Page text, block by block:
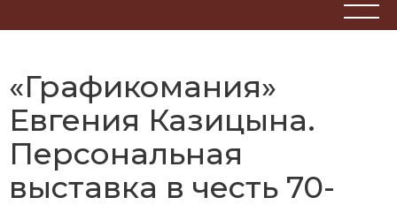
«Графикомания»
Евгения Казицына.
Персональная
выставка в честь 70-